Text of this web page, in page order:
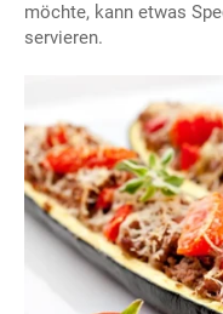
möchte, kann etwas
servieren.